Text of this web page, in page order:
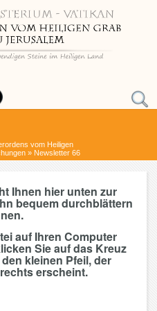
vom Heiligen
» Newsletter 66
Ihnen hier unten zur
bequem durchblättern
auf Ihren Computer
Sie auf das Kreuz
kleinen Pfeil, der
erscheint.